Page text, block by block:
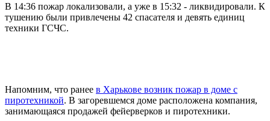
В 14:36 пожар локализовали, а уже в 15:32 - ликвидировали. К
тушению были привлечены 42 спасателя и девять единиц
техники ГСЧС.
Напомним, что ранее в Харькове возник пожар в доме с
пиротехникой. В загоревшемся доме расположена компания,
занимающаяся продажей фейерверков и пиротехники.